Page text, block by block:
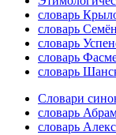
словарь
словарь
словарь
словарь
словарь
Словари
словарь
словарь